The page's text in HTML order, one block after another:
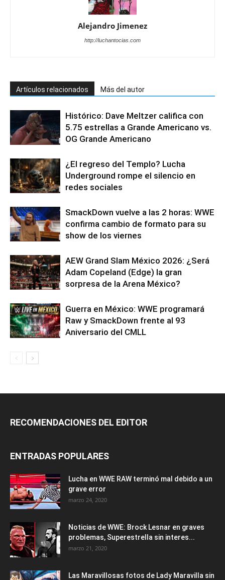
Alejandro Jimenez
http://luchantocias.com
Artículos relacionados Más del autor
Histórico: Dave Meltzer califica con
5.75 estrellas a Grande Americano vs.
OG Grande Americano
¿El regreso del Templo? Lucha
Underground rompe el silencio en
redes sociales
SmackDown vuelve a las 2 horas: WWE
confirma cambio de formato para su
show de los viernes
AEW Grand Slam México 2026: ¿Será
Adam Copeland (Edge) la gran
sorpresa de la Arena México?
Guerra en México: WWE programará
Raw y SmackDown frente al 93
Aniversario del CMLL
RECOMENDACIONES DEL EDITOR
ENTRADAS POPULARES
Lucha en WWE RAW terminó mal debido a un
grave error
marzo 24, 2020
Noticias de WWE: Brock Lesnar en graves
problemas, Superestrella sin interes...
marzo 21, 2020
Las Maravillosas fotos de Lady Maravilla sin